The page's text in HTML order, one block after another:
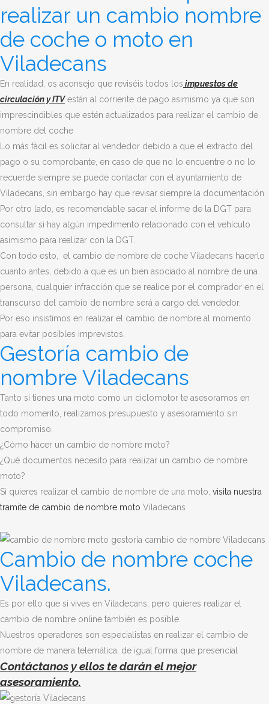
realizar un cambio nombre
de coche o moto en
Viladecans
En realidad, os aconsejo que reviséis todos los impuestos de
circulación y ITVestán al corriente de pago asimismo ya que son
imprescindibles que estén actualizados para realizar el cambio de
nombre del coche
Lo más fácil es solicitar al vendedor debido a que el extracto del
pago o su comprobante, en caso de que no lo encuentre o no lo
recuerde siempre se puede contactar con el ayuntamiento de
Viladecans, sin embargo hay que revisar siempre la documentación.
Por otro lado, es recomendable sacar el informe de la DGT para
consultar si hay algún impedimento relacionado con el vehículo
asimismo para realizar con la DGT.
Con todo esto, el cambio de nombre de coche Viladecans hacerlo
cuanto antes, debido a que es un bien asociado al nombre de una
persona, cualquier infracción que se realice por el comprador en el
transcurso del cambio de nombre será a cargo del vendedor.
Por eso insistimos en realizar el cambio de nombre al momento
para evitar posibles imprevistos.
Gestoría cambio de
nombre Viladecans
Tanto si tienes una moto como un ciclomotor te asesoramos en
todo momento, realizamos presupuesto y asesoramiento sin
compromiso.
¿Cómo hacer un cambio de nombre moto?
¿Qué documentos necesito para realizar un cambio de nombre
moto?
Si quieres realizar el cambio de nombre de una moto, visita nuestra
tramite de cambio de nombre moto Viladecans
Cambio de nombre coche
Viladecans.
Es por ello que si vives en Viladecans , pero quieres realizar el
cambio de nombre online también es posible.
Nuestros operadores son especialistas en realizar el cambio de
nombre de manera telemática, de igual forma que presencial
Contáctanos y ellos te darán el mejor
asesoramiento.